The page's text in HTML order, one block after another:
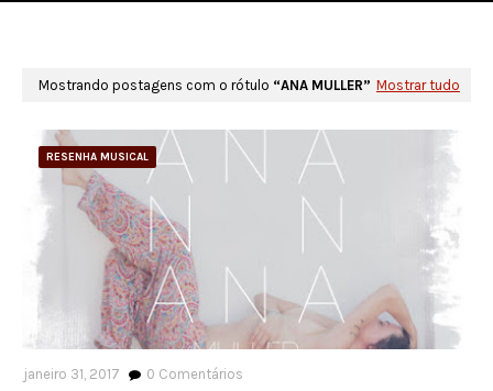
Mostrando postagens com o rótulo ANA MULLER Mostrar tudo
RESENHA MUSICAL
janeiro 31, 2017 0 Comentários